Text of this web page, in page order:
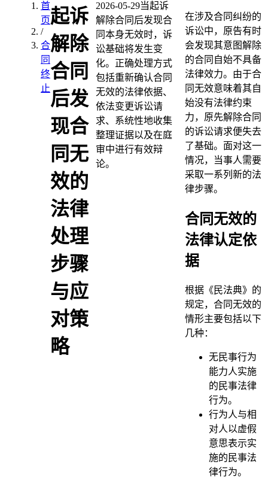
首
页
/
合
同
终
止
起诉
解除
合同
后发
现合
同无
效的
法律
处理
步骤
与应
对策
略
2026-05-29当起诉
解除合同后发现合
同本身无效时，诉
讼基础将发生变
化。正确处理方式
包括重新确认合同
无效的法律依据、
依法变更诉讼请
求、系统性地收集
整理证据以及在庭
审中进行有效辩
论。
在涉及合同纠纷的
诉讼中，原告有时
会发现其意图解除
的合同自始不具备
法律效力。由于合
同无效意味着其自
始没有法律约束
力，原先解除合同
的诉讼请求便失去
了基础。面对这一
情况，当事人需要
采取一系列新的法
律步骤。
合同无效的
法律认定依
据
根据《民法典》的
规定，合同无效的
情形主要包括以下
几种：
无民事行为
能力人实施
的民事法律
行为。
行为人与相
对人以虚假
意思表示实
施的民事法
律行为。